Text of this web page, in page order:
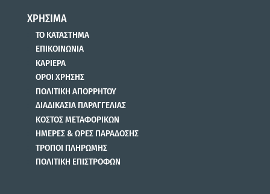
ΧΡΗΣΙΜΑ
ΤΟ ΚΑΤΑΣΤΗΜΑ
ΕΠΙΚΟΙΝΩΝΙΑ
ΚΑΡΙΕΡΑ
ΟΡΟΙ ΧΡΗΣΗΣ
ΠΟΛΙΤΙΚΗ ΑΠΟΡΡΗΤΟΥ
ΔΙΑΔΙΚΑΣΙΑ ΠΑΡΑΓΓΕΛΙΑΣ
ΚΟΣΤΟΣ ΜΕΤΑΦΟΡΙΚΩΝ
ΗΜΕΡΕΣ & ΩΡΕΣ ΠΑΡΑΔΟΣΗΣ
ΤΡΟΠΟΙ ΠΛΗΡΩΜΗΣ
ΠΟΛΙΤΙΚΗ ΕΠΙΣΤΡΟΦΩΝ